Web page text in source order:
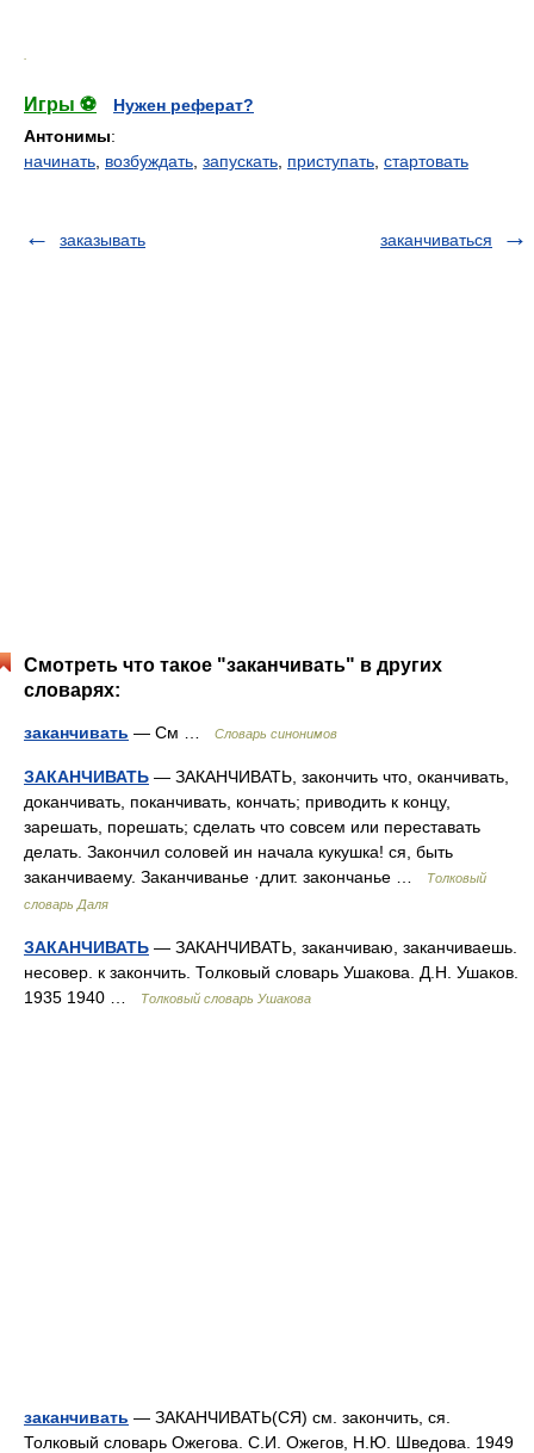
Игры ⚽
Нужен реферат?
Антонимы:
начинать возбуждать запускать приступать стартовать
заказывать заканчиваться
Смотреть что такое "заканчивать" в других
словарях:
заканчивать — См … Словарь синонимов
ЗАКАНЧИВАТЬ — ЗАКАНЧИВАТЬ, закончить что, оканчивать,
доканчивать, поканчивать, кончать; приводить к концу,
зарешать, порешать; сделать что совсем или переставать
делать. Закончил соловей ин начала кукушка! ся, быть
заканчиваему. Заканчиванье ·длит. закончанье …
Толковый
словарь Даля
ЗАКАНЧИВАТЬ — ЗАКАНЧИВАТЬ, заканчиваю, заканчиваешь.
несовер. к закончить. Толковый словарь Ушакова. Д.Н. Ушаков.
1935 1940 …
Толковый словарь Ушакова
заканчивать — ЗАКАНЧИВАТЬ(СЯ) см. закончить, ся.
Толковый словарь Ожегова. С.И. Ожегов, Н.Ю. Шведова. 1949